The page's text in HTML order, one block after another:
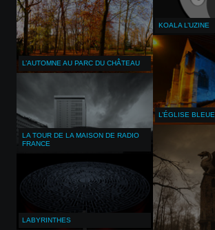
KOALA L’UZINE
L’AUTOMNE AU PARC DU CHÂTEAU
L’ÉGLISE BLEUE
LA TOUR DE LA MAISON DE RADIO
FRANCE
LABYRINTHES